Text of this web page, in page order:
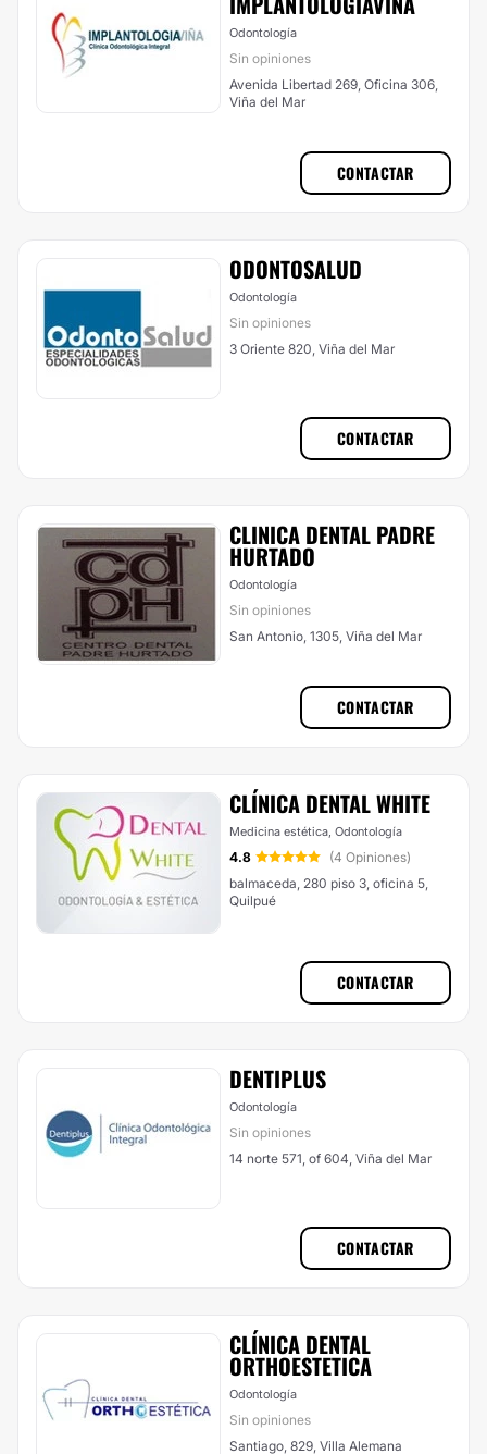
Odontología
Sin opiniones
Avenida Libertad 269, Oficina 306,
Viña del Mar
CONTACTAR
ODONTOSALUD
Odontología
Sin opiniones
3 Oriente 820, Viña del Mar
CONTACTAR
CLINICA DENTAL PADRE
HURTADO
Odontología
Sin opiniones
San Antonio, 1305, Viña del Mar
CONTACTAR
CLÍNICA DENTAL WHITE
Medicina estética, Odontología
4.8
(4 Opiniones)
balmaceda, 280 piso 3, oficina 5,
Quilpué
CONTACTAR
DENTIPLUS
Odontología
Sin opiniones
14 norte 571, of 604, Viña del Mar
CONTACTAR
CLÍNICA DENTAL
ORTHOESTETICA
Odontología
Sin opiniones
Santiago, 829, Villa Alemana